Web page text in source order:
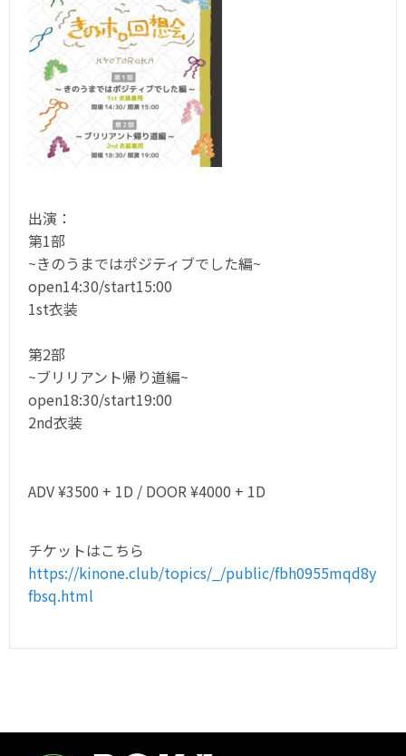
出演：
第1部
~きのうまではポジティブでした編~
open14:30/start15:00
1st衣装
第2部
~ブリリアント帰り道編~
open18:30/start19:00
2nd衣装
ADV ¥3500 + 1D / DOOR ¥4000 + 1D
チケットはこちら
https://kinone.club/topics/_/public/fbh0955mqd8y
fbsq.html